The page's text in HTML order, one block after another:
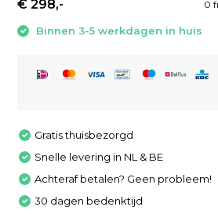
0
€ 298,-
Binnen 3-5 werkdagen in huis
Gratis thuisbezorgd
Snelle levering in NL & BE
Achteraf betalen? Geen probleem!
30 dagen bedenktijd